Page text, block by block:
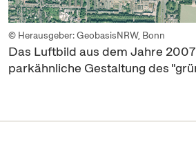
© Herausgeber: GeobasisNRW, Bonn
Das Luftbild aus dem Jahre
parkähnliche Gestaltung des